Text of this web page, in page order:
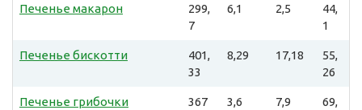
Печенье макарон
299,
7
6,1 2,5
44,
1
Печенье бискотти
401,
33
8,29 17,18
55,
26
Печенье грибочки 367 3,6 7,9
69,